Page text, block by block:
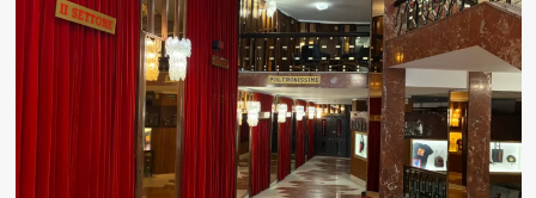
Sanremo 2026
Sanremo 2026 in den Charts (Woche 2)
Newcomern